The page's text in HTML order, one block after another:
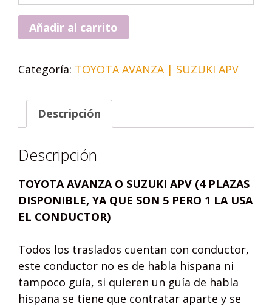
Añadir al carrito
Categoría: TOYOTA AVANZA | SUZUKI APV
Descripción
Descripción
TOYOTA AVANZA O SUZUKI APV (4 PLAZAS
DISPONIBLE, YA QUE SON 5 PERO 1 LA USA
EL CONDUCTOR)
Todos los traslados cuentan con conductor,
este conductor no es de habla hispana ni
tampoco guía, si quieren un guía de habla
hispana se tiene que contratar aparte y se